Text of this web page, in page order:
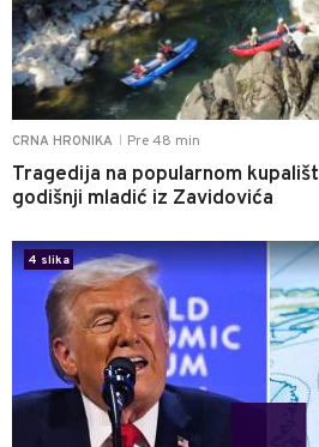
CRNA HRONIKA Pre 48 min
Tragedija na popularnom
godišnji mladić iz Zavidovića
4 slika